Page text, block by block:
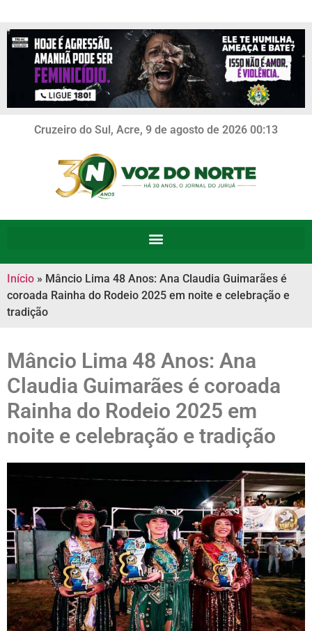
Cruzeiro do Sul, Acre, 9 de agosto de 2026 00:13
Início » Mâncio Lima 48 Anos: Ana Claudia Guimarães é
coroada Rainha do Rodeio 2025 em noite e celebração e
tradição
Mâncio Lima 48 Anos: Ana
Claudia Guimarães é coroada
Rainha do Rodeio 2025 em
noite e celebração e tradição